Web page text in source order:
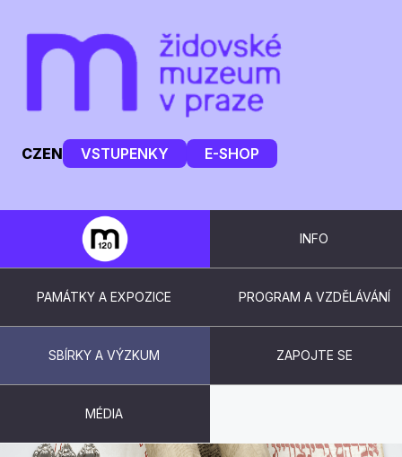
CZEN VSTUPENKY E-SHOP
INFO
PAMÁTKY A EXPOZICE PROGRAM A VZDĚLÁVÁNÍ
SBÍRKY A VÝZKUM ZAPOJTE SE
MÉDIA